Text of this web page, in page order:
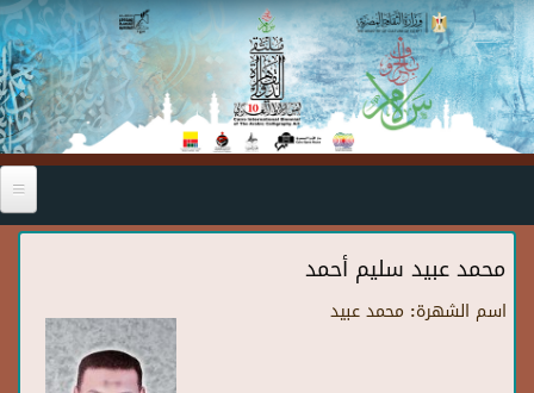
Skip to main content
محمد عبيد سليم أحمد
اسم الشهرة: محمد عبيد